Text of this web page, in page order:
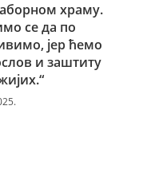
храму.
се да по
јер ћемо
и заштиту